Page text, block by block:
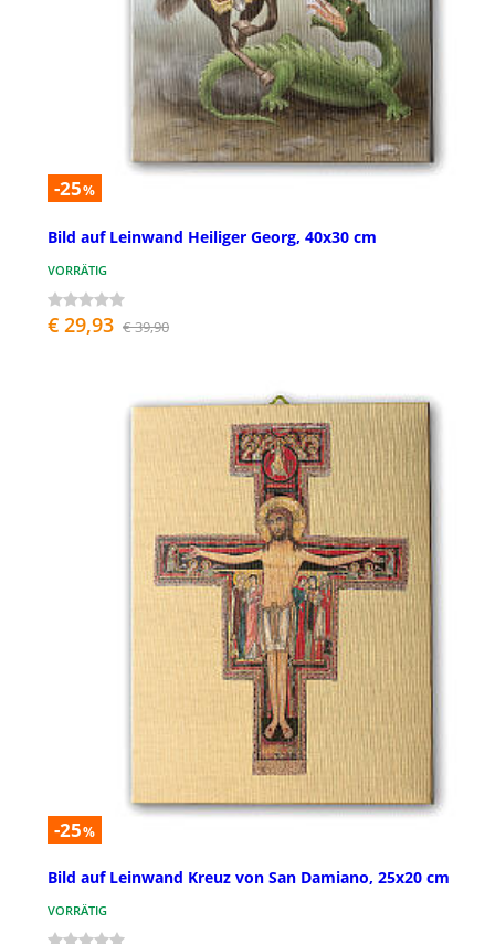
-25%
Bild auf Leinwand Heiliger Georg, 40x30 cm
VORRÄTIG
€ 29,93 € 39,90
-25%
Bild auf Leinwand Kreuz von San Damiano, 25x20 cm
VORRÄTIG